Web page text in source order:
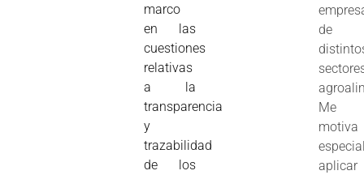
marco
en las
cuestiones
relativas
a la
transparencia
y
trazabilidad
de los
de
Me
motiva
aplicar